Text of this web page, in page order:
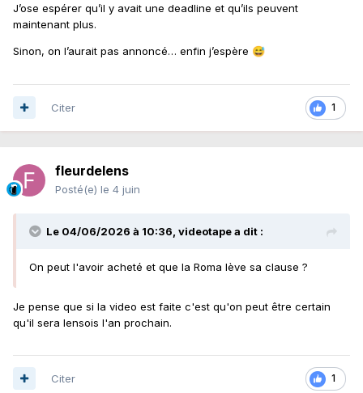
J’ose espérer qu’il y avait une deadline et qu’ils peuvent
maintenant plus.
Sinon, on l’aurait pas annoncé… enfin j’espère 😅
1
Citer
fleurdelens
Posté(e) le 4 juin
Le 04/06/2026 à 10:36, videotapea dit :
On peut l'avoir acheté et que la Roma lève sa clause ?
Je pense que si la video est faite c'est qu'on peut être certain
qu'il sera lensois l'an prochain.
1
Citer